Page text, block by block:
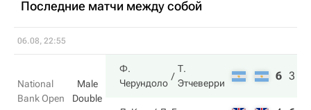
Последние матчи между собой
06.08, 22:55
National
Bank Open
Male
Double
Ф.
Черундоло
Т.
Этчеверри
6 3